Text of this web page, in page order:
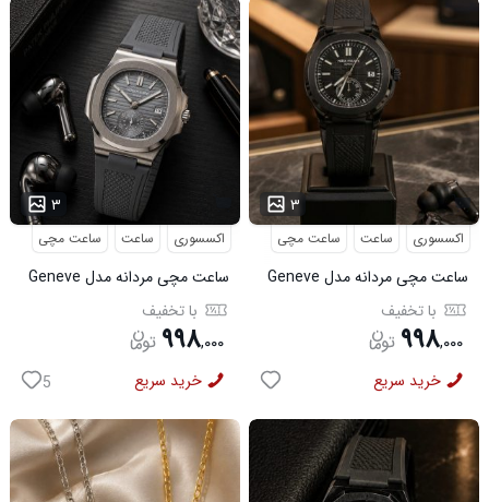
۳
اکسسوری ساعت ساعت مچی
ساعت مچی مردانه مدل Geneve
طوسی کد6564با تخفیف
۹۹۸,۰۰۰
خرید سریع 5
۳
اکسسوری ساعت ساعت مچی
ساعت مچی مردانه مدل Geneve
کد 6562 با تخفیف
۹۹۸,۰۰۰
خرید سریع